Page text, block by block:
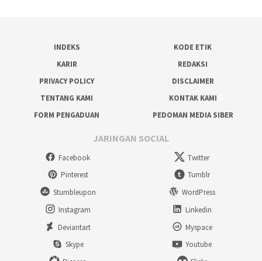
INDEKS
KODE ETIK
KARIR
REDAKSI
PRIVACY POLICY
DISCLAIMER
TENTANG KAMI
KONTAK KAMI
FORM PENGADUAN
PEDOMAN MEDIA SIBER
JARINGAN SOCIAL
Facebook
Twitter
Pinterest
Tumblr
Stumbleupon
WordPress
Instagram
Linkedin
Deviantart
Myspace
Skype
Youtube